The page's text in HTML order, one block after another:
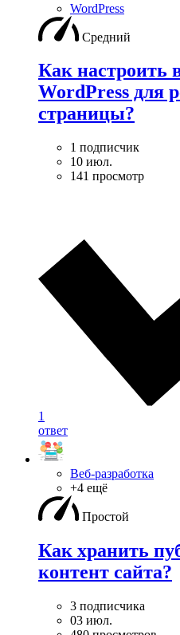
WordPress
Средний
Как настроить
WordPress для
страницы?
1 подписчик
10 июл.
141 просмотр
1
ответ
Веб-разработка
+4 ещё
Простой
Как хранить
контент сайта?
3 подписчика
03 июл.